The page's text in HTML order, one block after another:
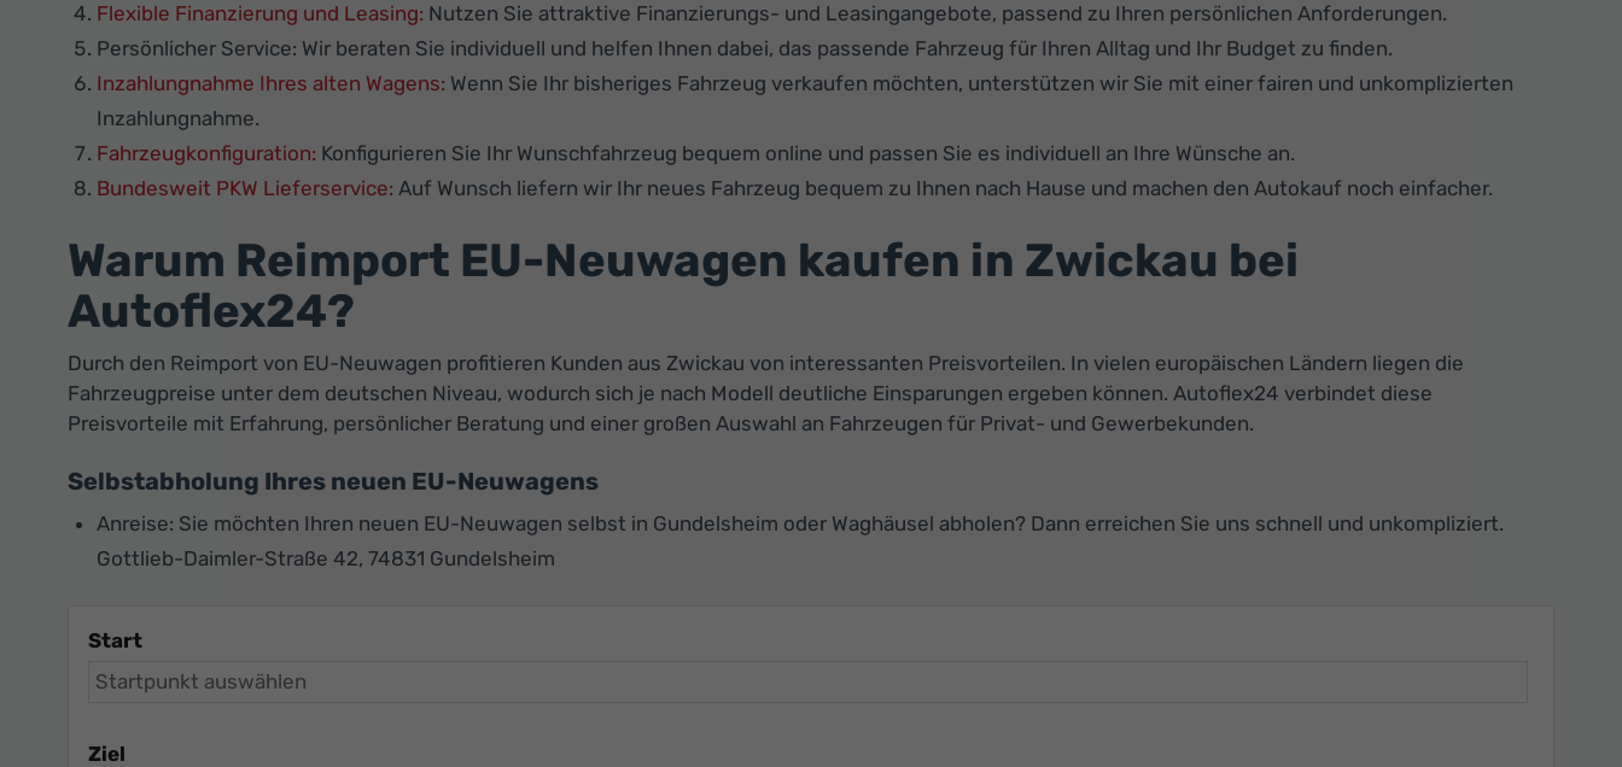
Flexible Finanzierung und Leasing: Nutzen Sie attraktive Finanzierungs- und Leasingangebote, passend zu Ihren persönlichen Anforderungen.
Persönlicher Service: Wir beraten Sie individuell und helfen Ihnen dabei, das passende Fahrzeug für Ihren Alltag und Ihr Budget zu finden.
Inzahlungnahme Ihres alten Wagens: Wenn Sie Ihr bisheriges Fahrzeug verkaufen möchten, unterstützen wir Sie mit einer fairen und unkomplizierten
Inzahlungnahme.
Fahrzeugkonfiguration: Konfigurieren Sie Ihr Wunschfahrzeug bequem online und passen Sie es individuell an Ihre Wünsche an.
Bundesweit PKW Lieferservice: Auf Wunsch liefern wir Ihr neues Fahrzeug bequem zu Ihnen nach Hause und machen den Autokauf noch einfacher.
Warum Reimport EU-Neuwagen kaufen in Zwickau bei
Autoflex24?
Durch den Reimport von EU-Neuwagen profitieren Kunden aus Zwickau von interessanten Preisvorteilen. In vielen europäischen Ländern liegen die
Fahrzeugpreise unter dem deutschen Niveau, wodurch sich je nach Modell deutliche Einsparungen ergeben können. Autoflex24 verbindet diese
Preisvorteile mit Erfahrung, persönlicher Beratung und einer großen Auswahl an Fahrzeugen für Privat- und Gewerbekunden.
Selbstabholung Ihres neuen EU-Neuwagens
Anreise: Sie möchten Ihren neuen EU-Neuwagen selbst in Gundelsheim oder Waghäusel abholen? Dann erreichen Sie uns schnell und unkompliziert.
Gottlieb-Daimler-Straße 42, 74831 Gundelsheim
Start
Ziel